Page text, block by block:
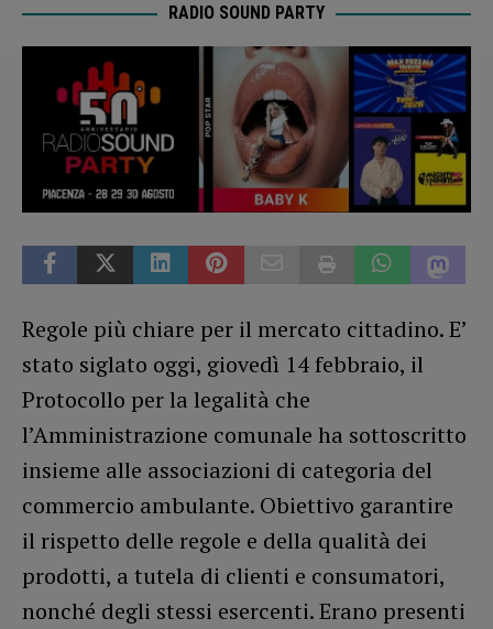
RADIO SOUND PARTY
Regole più chiare per il mercato cittadino. E’
stato siglato oggi, giovedì 14 febbraio, il
Protocollo per la legalità che
l’Amministrazione comunale ha sottoscritto
insieme alle associazioni di categoria del
commercio ambulante. Obiettivo garantire
il rispetto delle regole e della qualità dei
prodotti, a tutela di clienti e consumatori,
nonché degli stessi esercenti. Erano presenti